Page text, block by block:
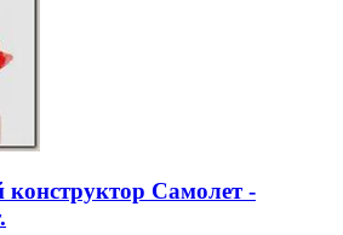
Самолет -